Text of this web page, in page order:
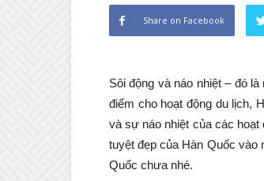
Share on Facebook
Sôi động và náo nhiệt – đó
điểm cho hoạt động du lịch,
và sự náo nhiệt của các hoạt
tuyệt đẹp của Hàn Quốc vào
Quốc chưa nhé.